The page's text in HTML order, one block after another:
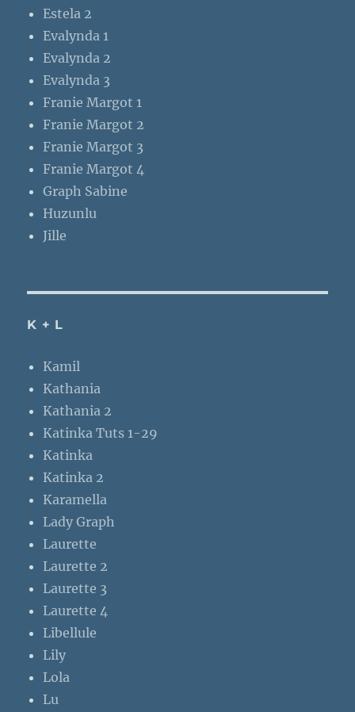
Estela 2
Evalynda 1
Evalynda 2
Evalynda 3
Franie Margot 1
Franie Margot 2
Franie Margot 3
Franie Margot 4
Graph Sabine
Huzunlu
Jille
K + L
Kamil
Kathania
Kathania 2
Katinka Tuts 1-29
Katinka
Katinka 2
Karamella
Lady Graph
Laurette
Laurette 2
Laurette 3
Laurette 4
Libellule
Lily
Lola
Lu